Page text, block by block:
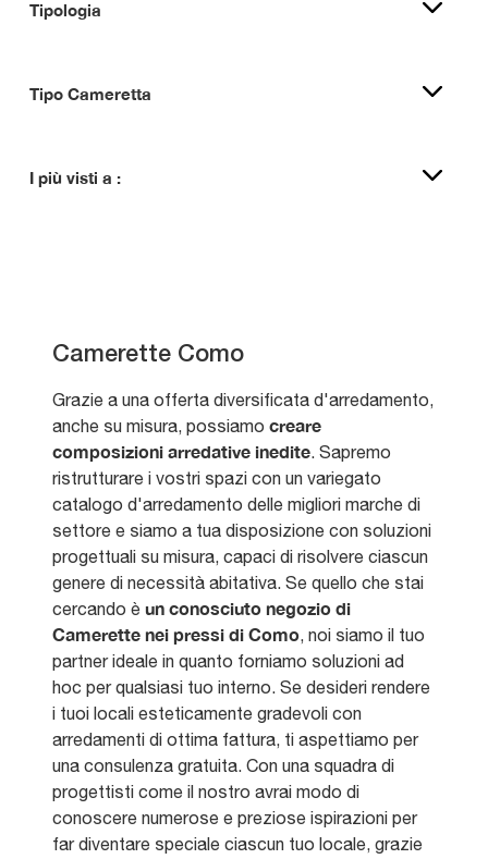
Tipologia
Tipo Cameretta
I più visti a :
Camerette Como
Grazie a una offerta diversificata d'arredamento,
anche su misura, possiamo creare
composizioni arredative inedite. Sapremo
ristrutturare i vostri spazi con un variegato
catalogo d'arredamento delle migliori marche di
settore e siamo a tua disposizione con soluzioni
progettuali su misura, capaci di risolvere ciascun
genere di necessità abitativa. Se quello che stai
cercando è un conosciuto negozio di
Camerette nei pressi di Como, noi siamo il tuo
partner ideale in quanto forniamo soluzioni ad
hoc per qualsiasi tuo interno. Se desideri rendere
i tuoi locali esteticamente gradevoli con
arredamenti di ottima fattura, ti aspettiamo per
una consulenza gratuita. Con una squadra di
progettisti come il nostro avrai modo di
conoscere numerose e preziose ispirazioni per
far diventare speciale ciascun tuo locale, grazie